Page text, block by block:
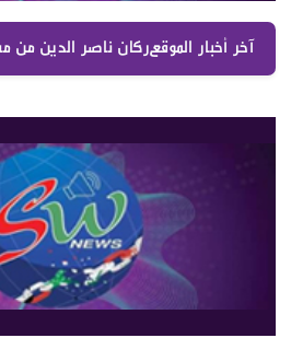
آخر أخبار الموقع :